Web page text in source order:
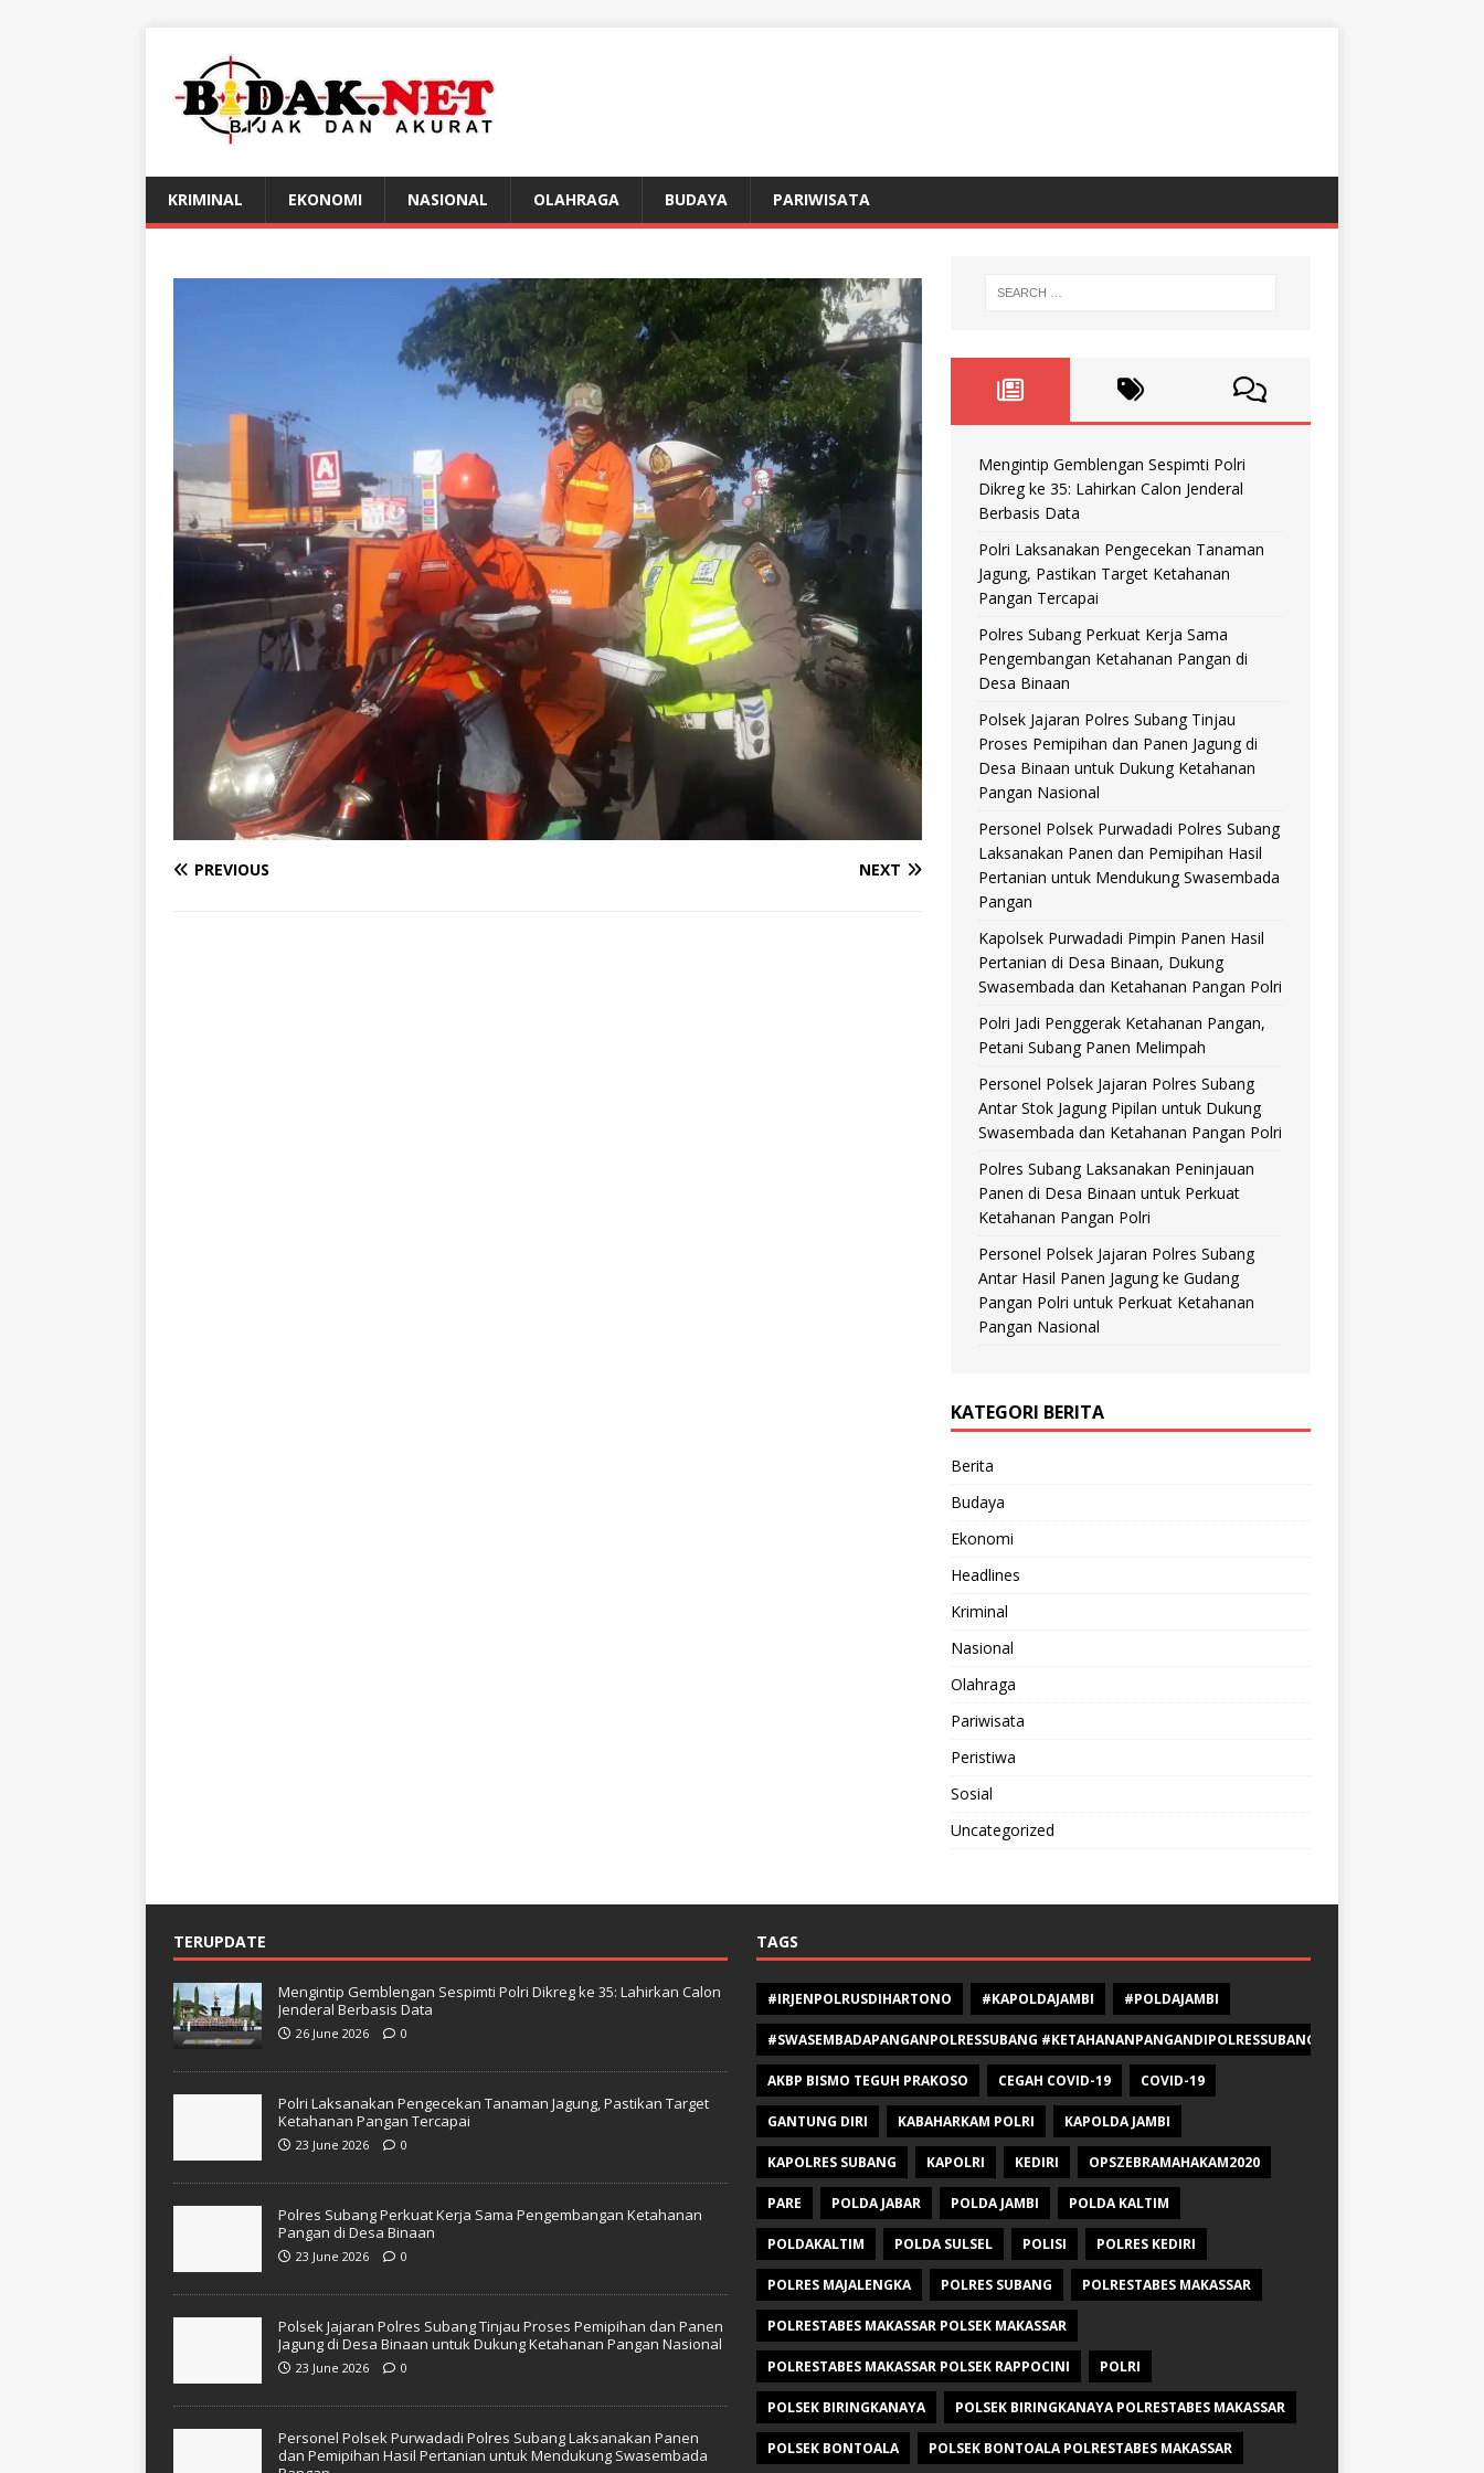
KRIMINAL EKONOMI NASIONAL OLAHRAGA BUDAYA PARIWISATA
PREVIOUS NEXT
Mengintip Gemblengan Sespimti Polri
Dikreg ke 35: Lahirkan Calon Jenderal
Berbasis Data
Polri Laksanakan Pengecekan Tanaman
Jagung, Pastikan Target Ketahanan
Pangan Tercapai
Polres Subang Perkuat Kerja Sama
Pengembangan Ketahanan Pangan di
Desa Binaan
Polsek Jajaran Polres Subang Tinjau
Proses Pemipihan dan Panen Jagung di
Desa Binaan untuk Dukung Ketahanan
Pangan Nasional
Personel Polsek Purwadadi Polres Subang
Laksanakan Panen dan Pemipihan Hasil
Pertanian untuk Mendukung Swasembada
Pangan
Kapolsek Purwadadi Pimpin Panen Hasil
Pertanian di Desa Binaan, Dukung
Swasembada dan Ketahanan Pangan Polri
Polri Jadi Penggerak Ketahanan Pangan,
Petani Subang Panen Melimpah
Personel Polsek Jajaran Polres Subang
Antar Stok Jagung Pipilan untuk Dukung
Swasembada dan Ketahanan Pangan Polri
Polres Subang Laksanakan Peninjauan
Panen di Desa Binaan untuk Perkuat
Ketahanan Pangan Polri
Personel Polsek Jajaran Polres Subang
Antar Hasil Panen Jagung ke Gudang
Pangan Polri untuk Perkuat Ketahanan
Pangan Nasional
KATEGORI BERITA
Berita
Budaya
Ekonomi
Headlines
Kriminal
Nasional
Olahraga
Pariwisata
Peristiwa
Sosial
Uncategorized
TERUPDATE
Mengintip Gemblengan Sespimti Polri Dikreg ke 35: Lahirkan Calon
Jenderal Berbasis Data
26 June 2026 0
Polri Laksanakan Pengecekan Tanaman Jagung, Pastikan Target
Ketahanan Pangan Tercapai
23 June 2026 0
Polres Subang Perkuat Kerja Sama Pengembangan Ketahanan
Pangan di Desa Binaan
23 June 2026 0
Polsek Jajaran Polres Subang Tinjau Proses Pemipihan dan Panen
Jagung di Desa Binaan untuk Dukung Ketahanan Pangan Nasional
23 June 2026 0
Personel Polsek Purwadadi Polres Subang Laksanakan Panen
dan Pemipihan Hasil Pertanian untuk Mendukung Swasembada
TAGS
#IRJENPOLRUSDIHARTONO #KAPOLDAJAMBI #POLDAJAMBI
#SWASEMBADAPANGANPOLRESSUBANG #KETAHANANPANGANDIPOLRESSUBANGPOLDAJAWABARAT
AKBP BISMO TEGUH PRAKOSO CEGAH COVID-19 COVID-19
GANTUNG DIRI KABAHARKAM POLRI KAPOLDA JAMBI
KAPOLRES SUBANG KAPOLRI KEDIRI OPSZEBRAMAHAKAM2020
PARE POLDA JABAR POLDA JAMBI POLDA KALTIM
POLDAKALTIM POLDA SULSEL POLISI POLRES KEDIRI
POLRES MAJALENGKA POLRES SUBANG POLRESTABES MAKASSAR
POLRESTABES MAKASSAR POLSEK MAKASSAR
POLRESTABES MAKASSAR POLSEK RAPPOCINI POLRI
POLSEK BIRINGKANAYA POLSEK BIRINGKANAYA POLRESTABES MAKASSAR
POLSEK BONTOALA POLSEK BONTOALA POLRESTABES MAKASSAR